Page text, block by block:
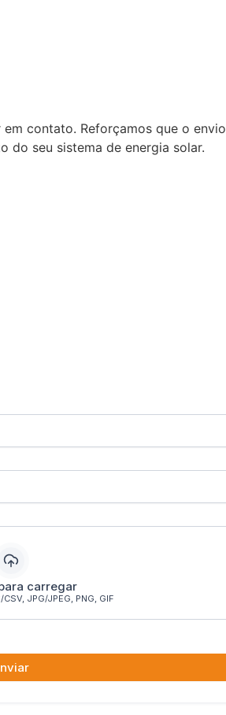
contato. Reforçamos que o envio
do seu sistema de energia solar.